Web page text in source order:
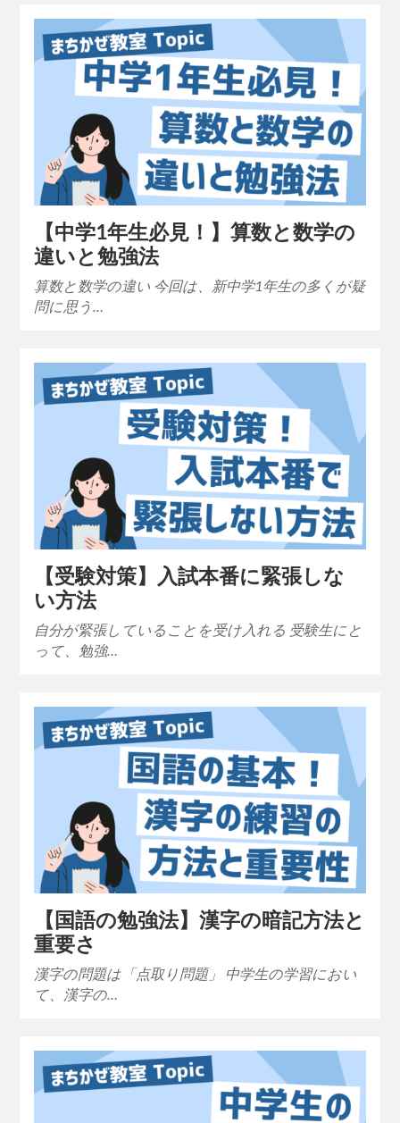
【中学1年生必見！】算数と数学の
違いと勉強法
算数と数学の違い 今回は、新中学1年生の多くが疑
問に思う…
【受験対策】入試本番に緊張しな
い方法
自分が緊張していることを受け入れる 受験生にと
って、勉強…
【国語の勉強法】漢字の暗記方法と
重要さ
漢字の問題は「点取り問題」 中学生の学習におい
て、漢字の…